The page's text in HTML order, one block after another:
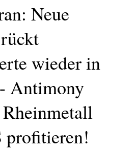
Neue
wieder in
Antimony